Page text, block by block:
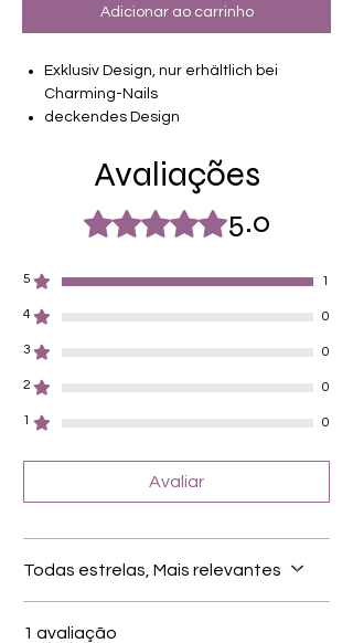
Adicionar ao carrinho
Exklusiv Design, nur erhältlich bei
Charming-Nails
deckendes Design
von unterschiedlicher Grösse (8.4mm –
16.5mm)
Für alle Nägel geeignet
Halten bis zu 14 Tage
Avaliações
Rated 5 out of 5 stars.5.0
5 1
4 0
3 0
2 0
1 0
Avaliar
Todas estrelas, Mais relevantes
1 avaliação